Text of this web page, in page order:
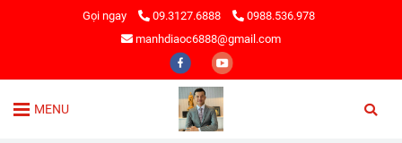
Gọi ngay 09.3127.6888
0988.536.978
manhdiaoc6888@gmail.com
MENU